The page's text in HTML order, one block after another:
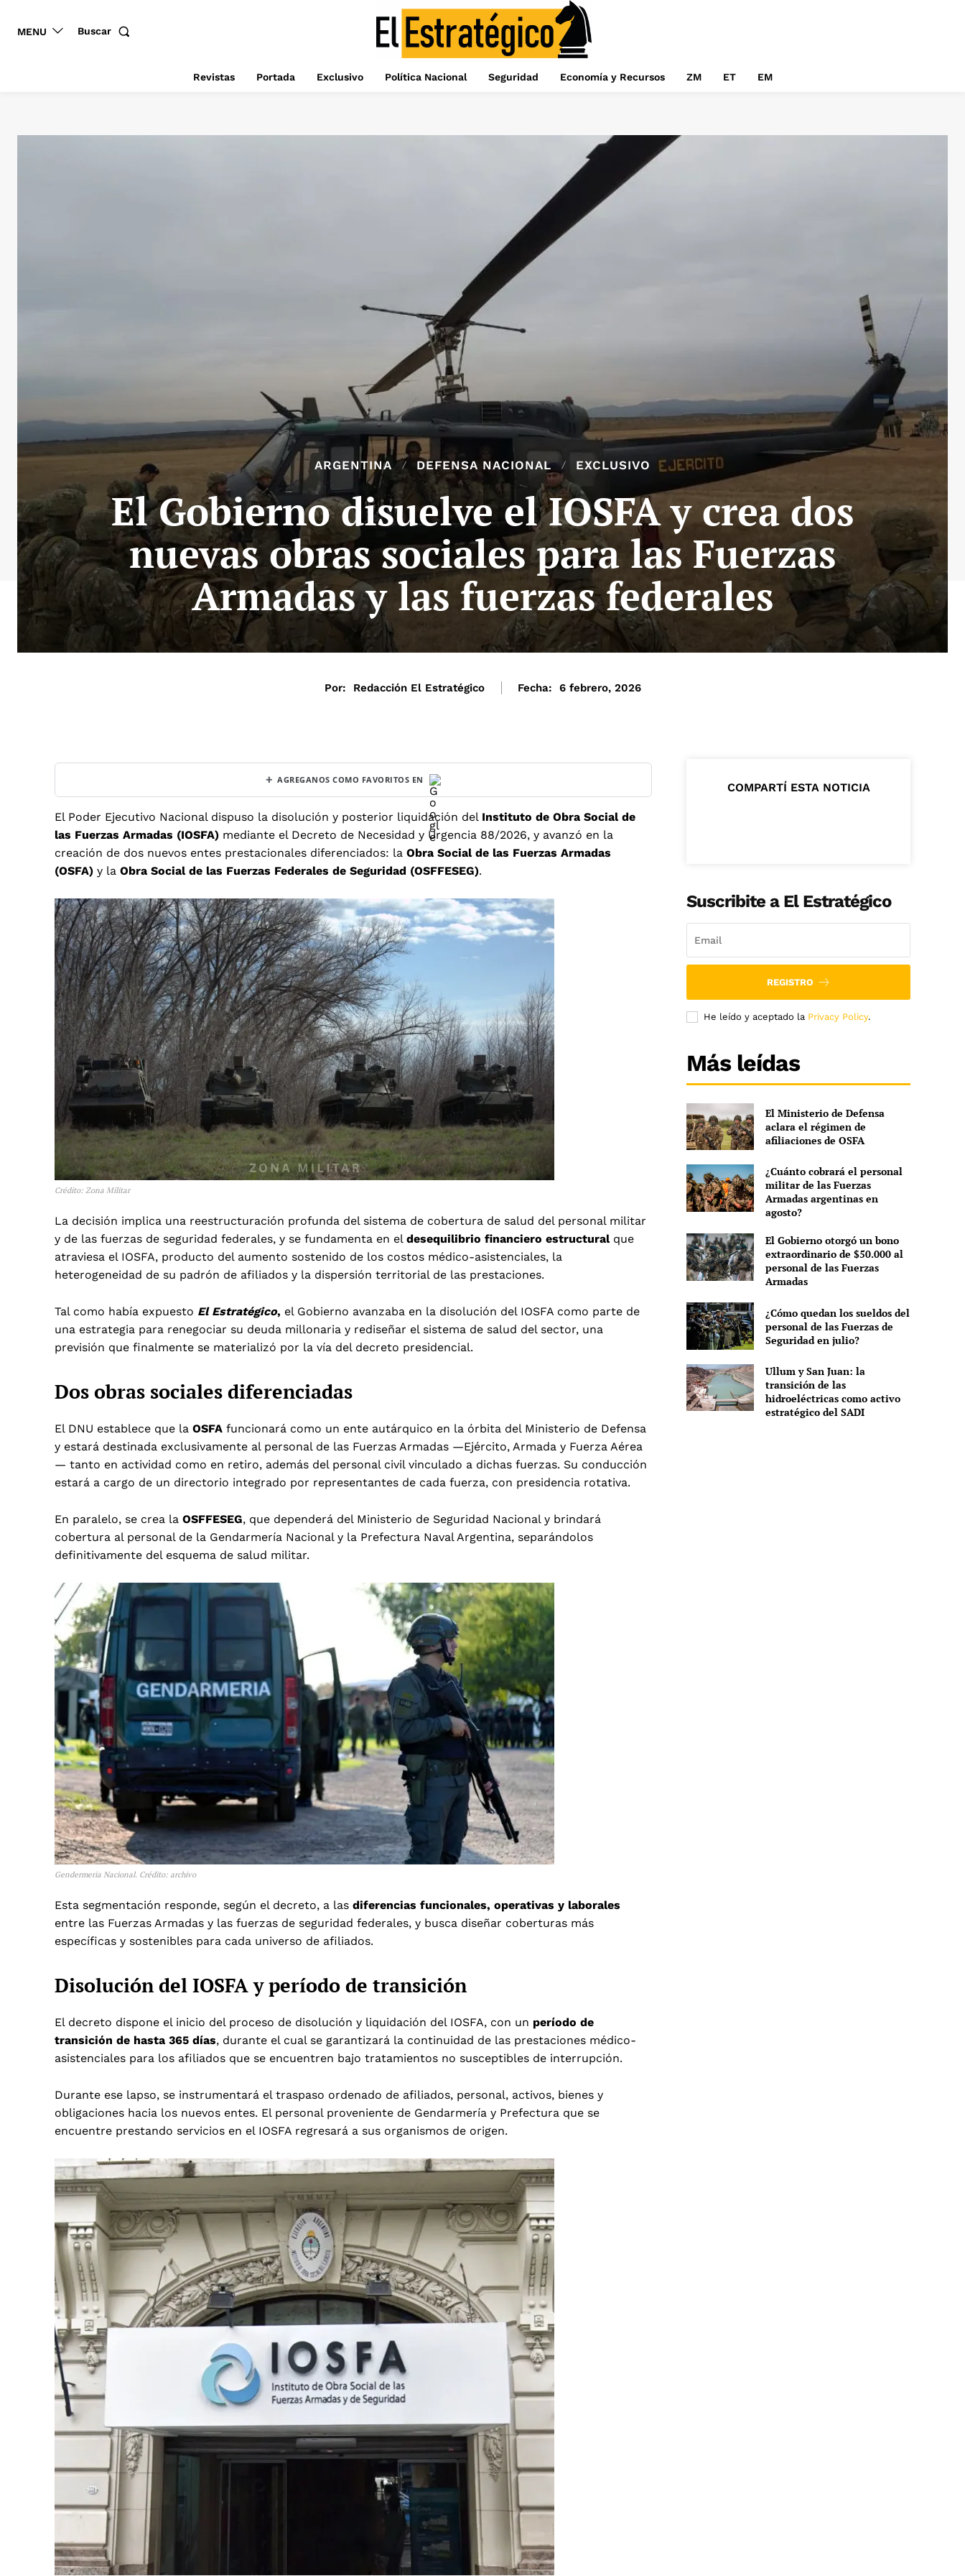
MENU Buscar
Revistas Portada Exclusivo Política Nacional Seguridad Economía y Recursos ZM ET EM
ARGENTINA DEFENSA NACIONAL EXCLUSIVO
El Gobierno disuelve el IOSFA y crea dos
nuevas obras sociales para las Fuerzas
Armadas y las fuerzas federales
Por: Redacción El Estratégico Fecha: 6 febrero, 2026
+ AGREGANOS COMO FAVORITOS EN
El Poder Ejecutivo Nacional dispuso la disolución y posterior liquidación del Instituto de Obra Social de
las Fuerzas Armadas (IOSFA) mediante el Decreto de Necesidad y Urgencia 88/2026, y avanzó en la
creación de dos nuevos entes prestacionales diferenciados: la Obra Social de las Fuerzas Armadas
(OSFA) y la Obra Social de las Fuerzas Federales de Seguridad (OSFFESEG).
Crédito: Zona Militar
La decisión implica una reestructuración profunda del sistema de cobertura de salud del personal militar
y de las fuerzas de seguridad federales, y se fundamenta en el desequilibrio financiero estructuralque
atraviesa el IOSFA, producto del aumento sostenido de los costos médico-asistenciales, la
heterogeneidad de su padrón de afiliados y la dispersión territorial de las prestaciones.
Tal como había expuesto El Estratégico, el Gobierno avanzaba en la disolución del IOSFA como parte de
una estrategia para renegociar su deuda millonaria y rediseñar el sistema de salud del sector, una
previsión que finalmente se materializó por la vía del decreto presidencial.
Dos obras sociales diferenciadas
El DNU establece que la OSFA funcionará como un ente autárquico en la órbita del Ministerio de Defensa
y estará destinada exclusivamente al personal de las Fuerzas Armadas —Ejército, Armada y Fuerza Aérea
— tanto en actividad como en retiro, además del personal civil vinculado a dichas fuerzas. Su conducción
estará a cargo de un directorio integrado por representantes de cada fuerza, con presidencia rotativa.
En paralelo, se crea la OSFFESEG, que dependerá del Ministerio de Seguridad Nacional y brindará
cobertura al personal de la Gendarmería Nacional y la Prefectura Naval Argentina, separándolos
definitivamente del esquema de salud militar.
Gendermeria Nacional. Crédito: archivo
Esta segmentación responde, según el decreto, a las diferencias funcionales, operativas y laborales
entre las Fuerzas Armadas y las fuerzas de seguridad federales, y busca diseñar coberturas más
específicas y sostenibles para cada universo de afiliados.
Disolución del IOSFA y período de transición
El decreto dispone el inicio del proceso de disolución y liquidación del IOSFA, con un período de
transición de hasta 365 días, durante el cual se garantizará la continuidad de las prestaciones médico-
asistenciales para los afiliados que se encuentren bajo tratamientos no susceptibles de interrupción.
Durante ese lapso, se instrumentará el traspaso ordenado de afiliados, personal, activos, bienes y
obligaciones hacia los nuevos entes. El personal proveniente de Gendarmería y Prefectura que se
encuentre prestando servicios en el IOSFA regresará a sus organismos de origen.
COMPARTÍ ESTA NOTICIA
Suscribite a El Estratégico
REGISTRO
He leído y aceptado la Privacy Policy.
Más leídas
El Ministerio de Defensa
aclara el régimen de
afiliaciones de OSFA
¿Cuánto cobrará el personal
militar de las Fuerzas
Armadas argentinas en
agosto?
El Gobierno otorgó un bono
extraordinario de $50.000 al
personal de las Fuerzas
Armadas
¿Cómo quedan los sueldos del
personal de las Fuerzas de
Seguridad en julio?
Ullum y San Juan: la
transición de las
hidroeléctricas como activo
estratégico del SADI